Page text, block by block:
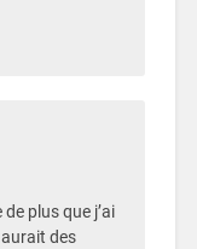
plus que j’ai
des